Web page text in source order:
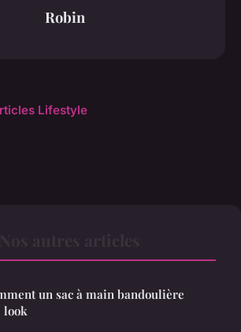
Robin
Lifestyle
un sac à main bandoulière
look